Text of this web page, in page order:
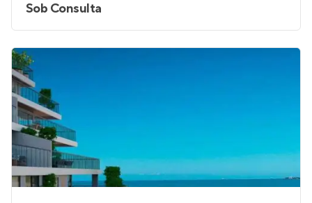
Sob Consulta